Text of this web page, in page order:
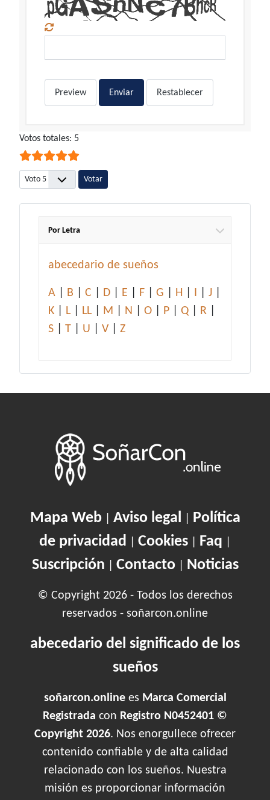
Preview Enviar Restablecer
Ratio:5/5
Votos totales: 5
Por favor, vote
Por Letra
abecedario de sueños
A B C D E F G H I J
K
L LL M N O P Q R
S
T U V Z
Mapa Web| Aviso legal
Política
de privacidad
Cookies Faq
Suscripción Contacto| Noticias
© Copyright 2026 - Todos los derechos
reservados - soñarcon.online
abecedario del significado de los
sueños
soñarcon.onlinees Marca Comercial
Registrada con Registro N0452401 ©
Copyright 2026. Nos enorgullece ofrecer
contenido confiable y de alta calidad
relacionado con los sueños. Nuestra
misión es proporcionar información